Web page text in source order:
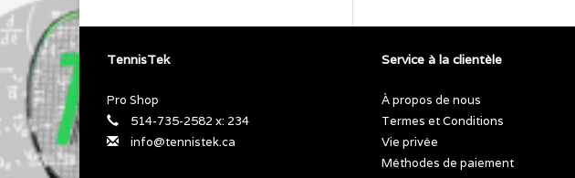
TennisTek
Pro Shop
514-735-2582 x: 234
info@tennistek.ca
Service à la clientèle
À propos de nous
Termes et Conditions
Vie privée
Méthodes de paiement